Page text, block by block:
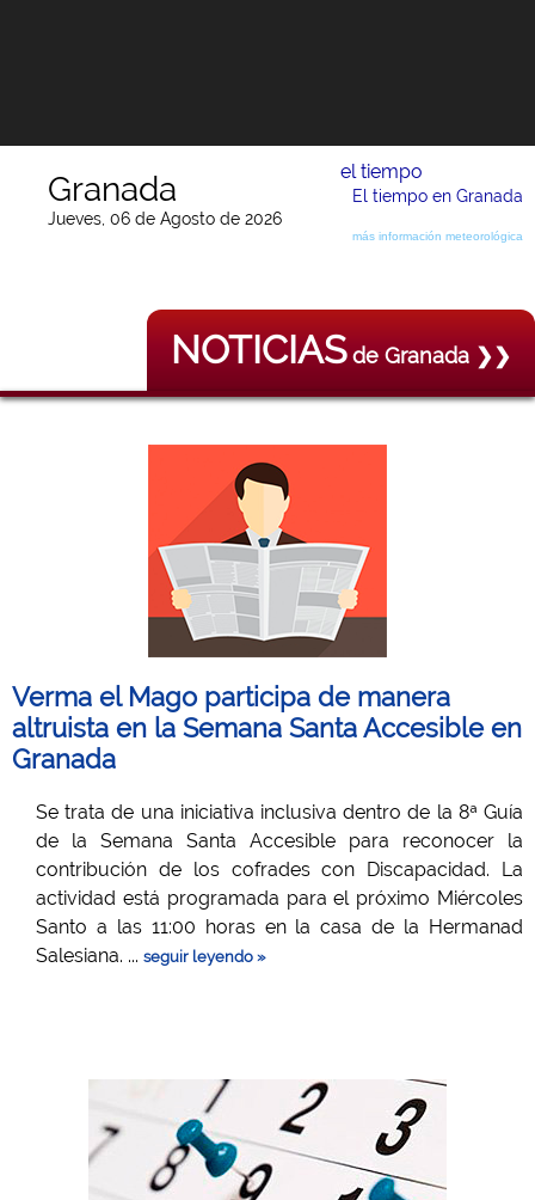
Granada
Jueves, 06 de Agosto de 2026
el tiempo
El tiempo en Granada
más información meteorológica
NOTICIASde Granada ❯❯
Verma el Mago participa de manera
altruista en la Semana Santa Accesible en
Granada
Se trata de una iniciativa inclusiva dentro de la 8ª Guía
de la Semana Santa Accesible para reconocer la
contribución de los cofrades con Discapacidad. La
actividad está programada para el próximo Miércoles
Santo a las 11:00 horas en la casa de la Hermanad
Salesiana. ... seguir leyendo »